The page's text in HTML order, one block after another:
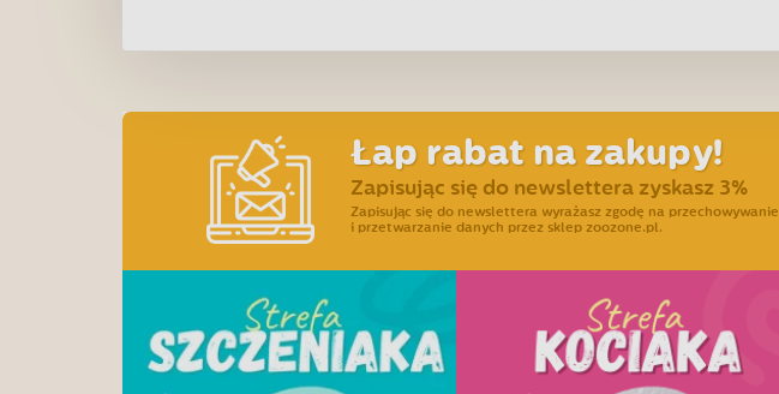
Łap rabat na zakupy!
Zapisując się do newslettera zyskasz 3%
Zapisując się do newslettera wyrażasz zgodę na przechowywanie
i przetwarzanie danych przez sklep zoozone.pl.